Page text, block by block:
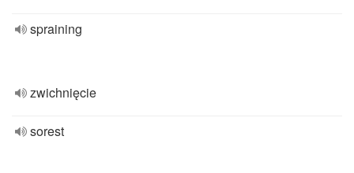
spraining
zwichnięcie
sorest